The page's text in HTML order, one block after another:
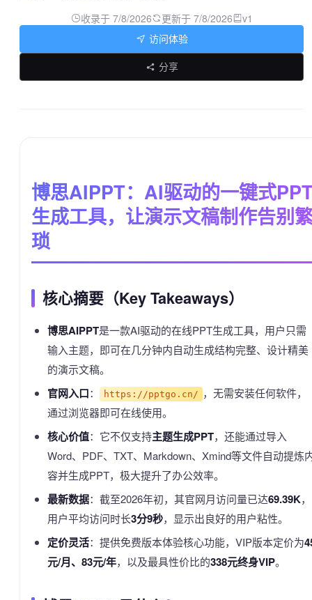
收录于 7/8/2026 更新于 7/8/2026 v1
访问体验
分享
博思AIPPT：AI驱动的一键式
生成工具，让演示文稿制作告别
琐
核心摘要（Key Takeaways）
博思AIPPT是一款AI驱动的在线PPT生成工具，用户只需
输入主题，即可在几分钟内自动生成结构完整、设计精美
的演示文稿。
官网入口： https://pptgo.cn/ ，无需安装任何软件，
通过浏览器即可在线使用。
核心价值：它不仅支持主题生成PPT，还能通过导入
Word、PDF、TXT、Markdown、Xmind等文件自动提炼
容并生成PPT，极大提升了办公效率。
最新数据：截至2026年初，其官网月访问量已达69.39K，
用户平均访问时长3分9秒，显示出良好的用户粘性。
定价灵活：提供免费版本体验核心功能，VIP版本定价为
元/月、83元/年，以及最具性价比的338元终身VIP。